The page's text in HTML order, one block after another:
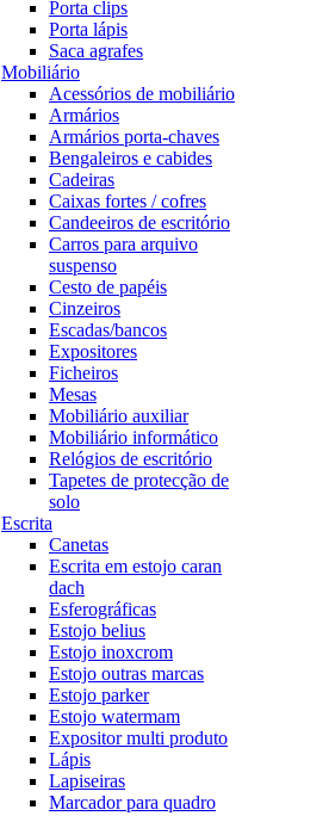
Porta clips
Porta lápis
Saca agrafes
Mobiliário
Acessórios de mobiliário
Armários
Armários porta-chaves
Bengaleiros e cabides
Cadeiras
Caixas fortes / cofres
Candeeiros de escritório
Carros para arquivo
suspenso
Cesto de papéis
Cinzeiros
Escadas/bancos
Expositores
Ficheiros
Mesas
Mobiliário auxiliar
Mobiliário informático
Relógios de escritório
Tapetes de protecção de
solo
Escrita
Canetas
Escrita em estojo caran
dach
Esferográficas
Estojo belius
Estojo inoxcrom
Estojo outras marcas
Estojo parker
Estojo watermam
Expositor multi produto
Lápis
Lapiseiras
Marcador para quadro